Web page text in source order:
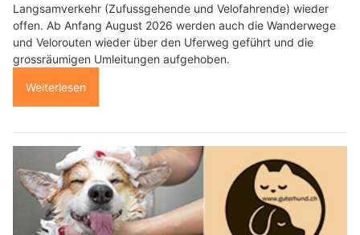
Langsamverkehr (Zufussgehende und Velofahrende) wieder
offen. Ab Anfang August 2026 werden auch die Wanderwege
und Velorouten wieder über den Uferweg geführt und die
grossräumigen Umleitungen aufgehoben.
Weiterlesen